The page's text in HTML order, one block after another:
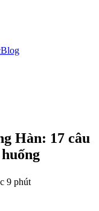
Blog
Hàn: 17 câu
9 phút